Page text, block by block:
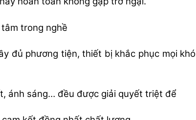
trong nghề
đủ phương tiện, thiết bị khắc phục mọi khó
ánh sáng… đều được giải quyết triệt để